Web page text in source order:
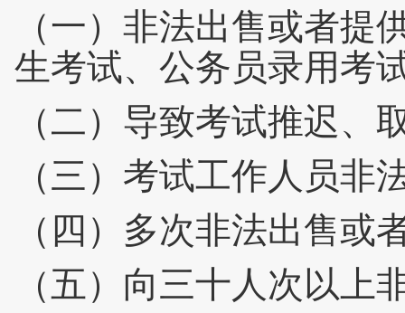
（一）非法出售或者
生考试、公务员录用考
（二）导致考试推迟、
（三）考试工作人员
（四）多次非法出售或
（五）向三十人次以